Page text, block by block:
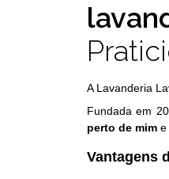
A Lavanderia
Fundada em
perto de mime
Vantagens